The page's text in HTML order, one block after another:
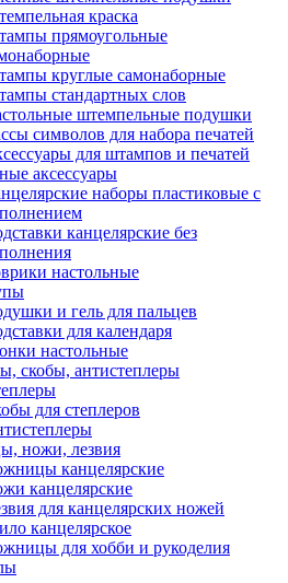
краска
прямоугольные
круглые самонаборные
стандартных слов
штемпельные подушки
символов для набора печатей
для штампов и печатей
аксессуары
наборы пластиковые с
канцелярские без
настольные
и гель для пальцев
для календаря
настольные
скобы, антистеплеры
для степлеров
ножи, лезвия
канцелярские
канцелярские
для канцелярских ножей
канцелярское
для хобби и рукоделия